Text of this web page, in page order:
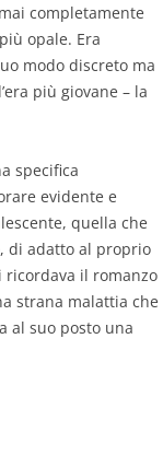
completamente
opale. Era
modo discreto ma
più giovane – la
specifica
evidente e
quella che
di adatto al proprio
ricordava il romanzo
strana malattia che
al suo posto una